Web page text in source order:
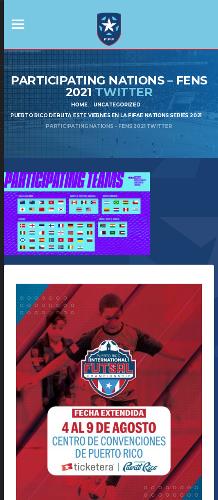
PARTICIPATING NATIONS – FENS
2021TWITTER
HOME
UNCATEGORIZED
PUERTO RICO DEBUTA ESTE VIERNES EN LA FIFAE NATIONS SERIES 2021
PARTICIPATING NATIONS – FENS 2021 TWITTER